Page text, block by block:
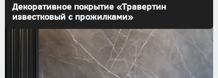
Декоративное покрытие «Травертин
известковый с прожилками»